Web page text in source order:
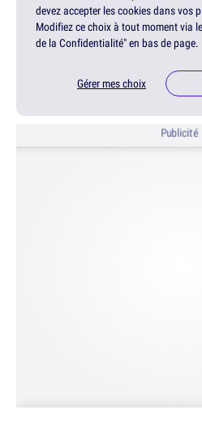
devez accepter les cookies dans vos
Modifiez ce choix à tout moment via
de la Confidentialité" en bas de page.
Gérer mes choix
Publicité